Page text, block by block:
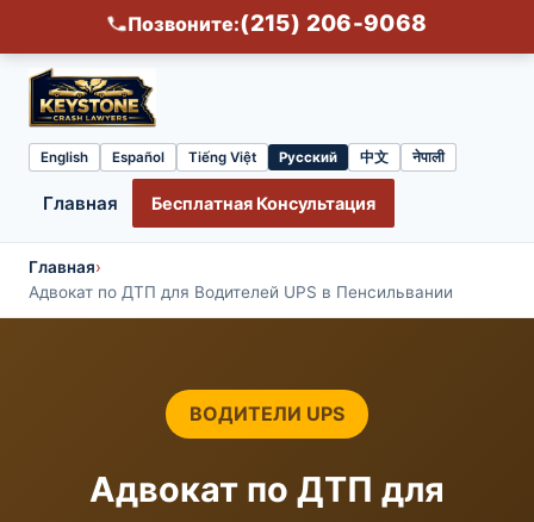
Позвоните:(215) 206-9068
Select
language
English Español Tiếng Việt Русский 中文 नेपाली
Главная Бесплатная Консультация
Главная›
Адвокат по ДТП для Водителей UPS в Пенсильвании
ВОДИТЕЛИ UPS
Адвокат по ДТП для